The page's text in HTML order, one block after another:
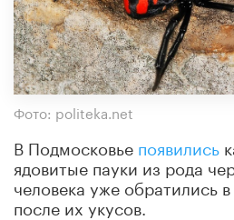
Фото: politeka.net
В Подмосковье появились
ядовитые пауки из рода
человека уже обратились
после их укусов.